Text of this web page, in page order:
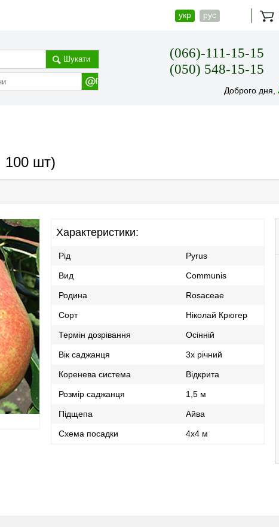
укр рус
Шукати
(066)-111-15-15
(050) 548-15-15
Доброго дня,
100 шт)
Характеристики:
Рід Pyrus
Вид Communis
Родина Rosaceae
Сорт Ніколай Крюгер
Термін дозрівання Осінній
Вік саджанця 3х річний
Коренева система Відкрита
Розмір саджанця 1,5 м
Підщепа Айва
Схема посадки 4х4 м